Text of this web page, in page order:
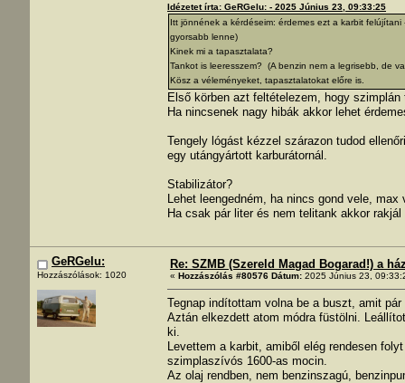
Idézetet írta: GeRGelu: - 2025 Június 23, 09:33:25
Itt jönnének a kérdéseim: érdemes ezt a karbit
gyorsabb lenne)
Kinek mi a tapasztalata?
Tankot is leeresszem? (A benzin nem a legrisebb, de
Kösz a véleményeket, tapasztalatokat előre is.
Első körben azt feltételezem, hogy
Ha nincsenek nagy hibák akkor lehet
Tengely lógást kézzel szárazon tudod
egy utángyártott karburátornál.
Stabilizátor?
Lehet leengedném, ha nincs gond vele,
Ha csak pár liter és nem telitank akkor
GeRGelu:
Hozzászólások: 1020
Re: SZMB (Szereld Magad Bogarad!) a
« Hozzászólás #80576 Dátum: 2025 Június 23,
Tegnap indítottam volna be a buszt, amit
Aztán elkezdett atom módra füstölni.
ki.
Levettem a karbit, amiből elég rendesen
szimplaszívós 1600-as mocin.
Az olaj rendben, nem benzinszagú,